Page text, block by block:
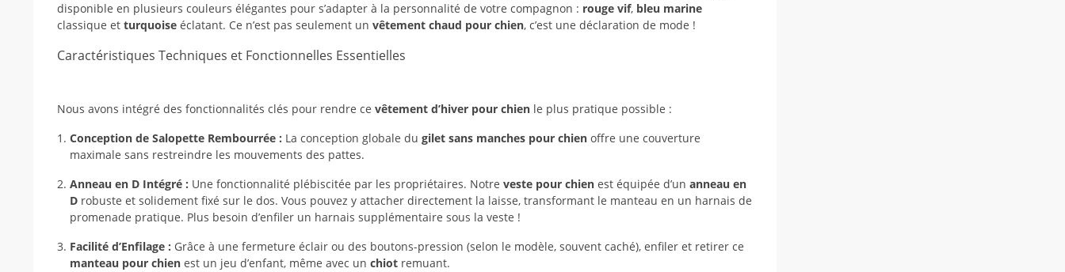
disponible en plusieurs couleurs élégantes pour s’adapter à la personnalité de votre compagnon : rouge vif, bleu marine
classique et turquoise éclatant. Ce n’est pas seulement un vêtement chaud pour chien, c’est une déclaration de mode !
Caractéristiques Techniques et Fonctionnelles Essentielles
Nous avons intégré des fonctionnalités clés pour rendre ce vêtement d’hiver pour chien le plus pratique possible :
Conception de Salopette Rembourrée : La conception globale du gilet sans manches pour chien offre une couverture
maximale sans restreindre les mouvements des pattes.
Anneau en D Intégré : Une fonctionnalité plébiscitée par les propriétaires. Notre veste pour chien est équipée d’un anneau en
D robuste et solidement fixé sur le dos. Vous pouvez y attacher directement la laisse, transformant le manteau en un harnais de
promenade pratique. Plus besoin d’enfiler un harnais supplémentaire sous la veste !
Facilité d’Enfilage : Grâce à une fermeture éclair ou des boutons-pression (selon le modèle, souvent caché), enfiler et retirer ce
manteau pour chien est un jeu d’enfant, même avec un chiot remuant.